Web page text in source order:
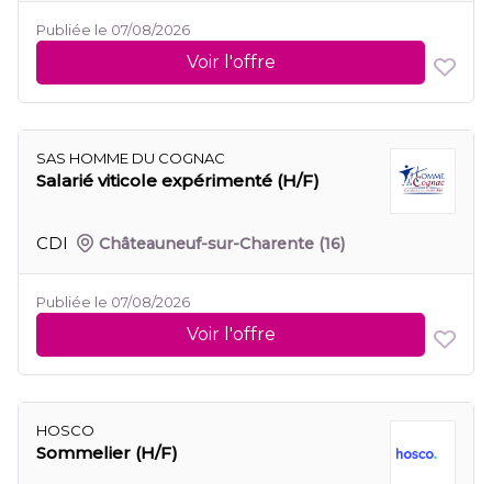
Publiée le 07/08/2026
Voir l'offre
SAS HOMME DU COGNAC
Salarié viticole expérimenté (H/F)
CDI Châteauneuf-sur-Charente (16)
Publiée le 07/08/2026
Voir l'offre
HOSCO
Sommelier (H/F)